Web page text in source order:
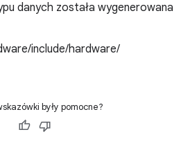
danych została wygenerowana
include/hardware/
były pomocne?